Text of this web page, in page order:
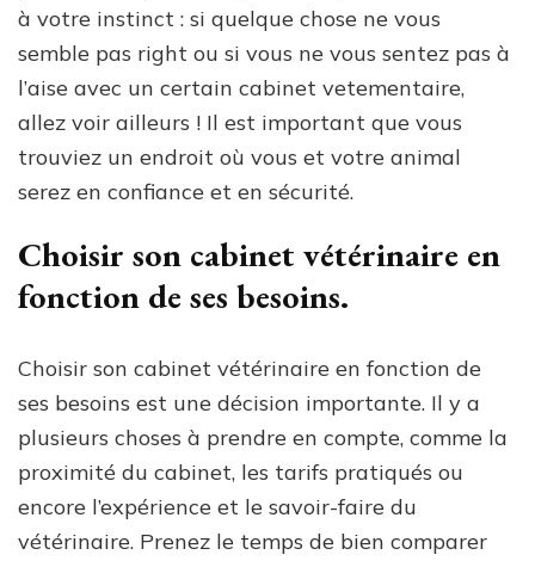
à votre instinct : si quelque chose ne vous
semble pas right ou si vous ne vous sentez pas à
l’aise avec un certain cabinet vetementaire,
allez voir ailleurs ! Il est important que vous
trouviez un endroit où vous et votre animal
serez en confiance et en sécurité.
Choisir son cabinet vétérinaire en
fonction de ses besoins.
Choisir son cabinet vétérinaire en fonction de
ses besoins est une décision importante. Il y a
plusieurs choses à prendre en compte, comme la
proximité du cabinet, les tarifs pratiqués ou
encore l’expérience et le savoir-faire du
vétérinaire. Prenez le temps de bien comparer